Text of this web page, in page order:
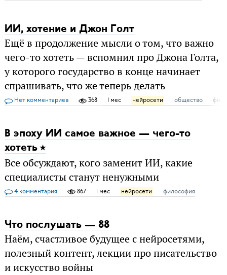
ИИ, хотение и Джон Голт
Ещё в продолжение мысли о том, что важно
чего-то хотеть — вспомнил про Джона Голта,
у которого государство в конце начинает
спрашивать, что же теперь делать
Нет комментариев 368 1 мес нейросети общество
В эпоху ИИ самое важное — чего-то
хотеть
Все обсуждают, кого заменит ИИ, какие
специалисты станут ненужными
4 комментария 867 1 мес нейросети философия
Что послушать — 88
Наём, счастливое будущее с нейросетями,
полезный контент, лекции про писательство
и искусство войны